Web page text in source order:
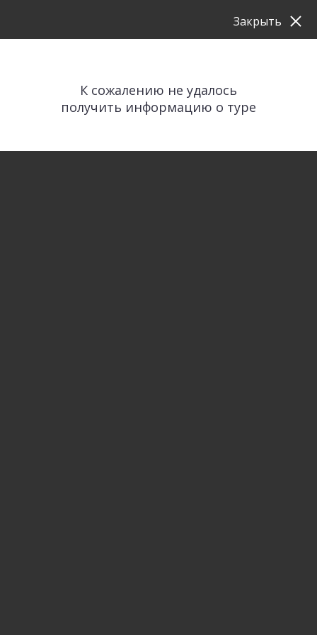
К сожалению не удалось
получить информацию о туре
Закрыть